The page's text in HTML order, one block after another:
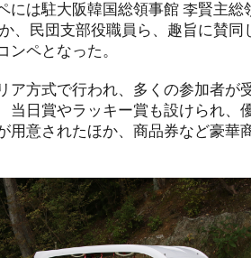
は駐大阪韓国総領事館 李賢主総
、民団支部役職員ら、趣旨に賛同
ンペとなった。
ア方式で行われ、多くの参加者が
当日賞やラッキー賞も設けられ、
用意されたほか、商品券など豪華